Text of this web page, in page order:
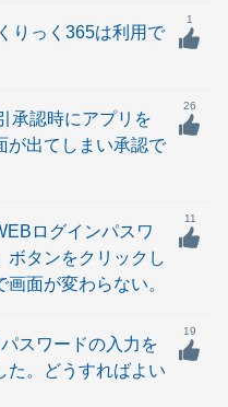
りっく365は利用で
1
承認時にアプリを
が出てしまい承認で
26
ログインパスワ
ボタンをクリックし
面が変わらない。
11
スワードの入力を
た。どうすればよい
19